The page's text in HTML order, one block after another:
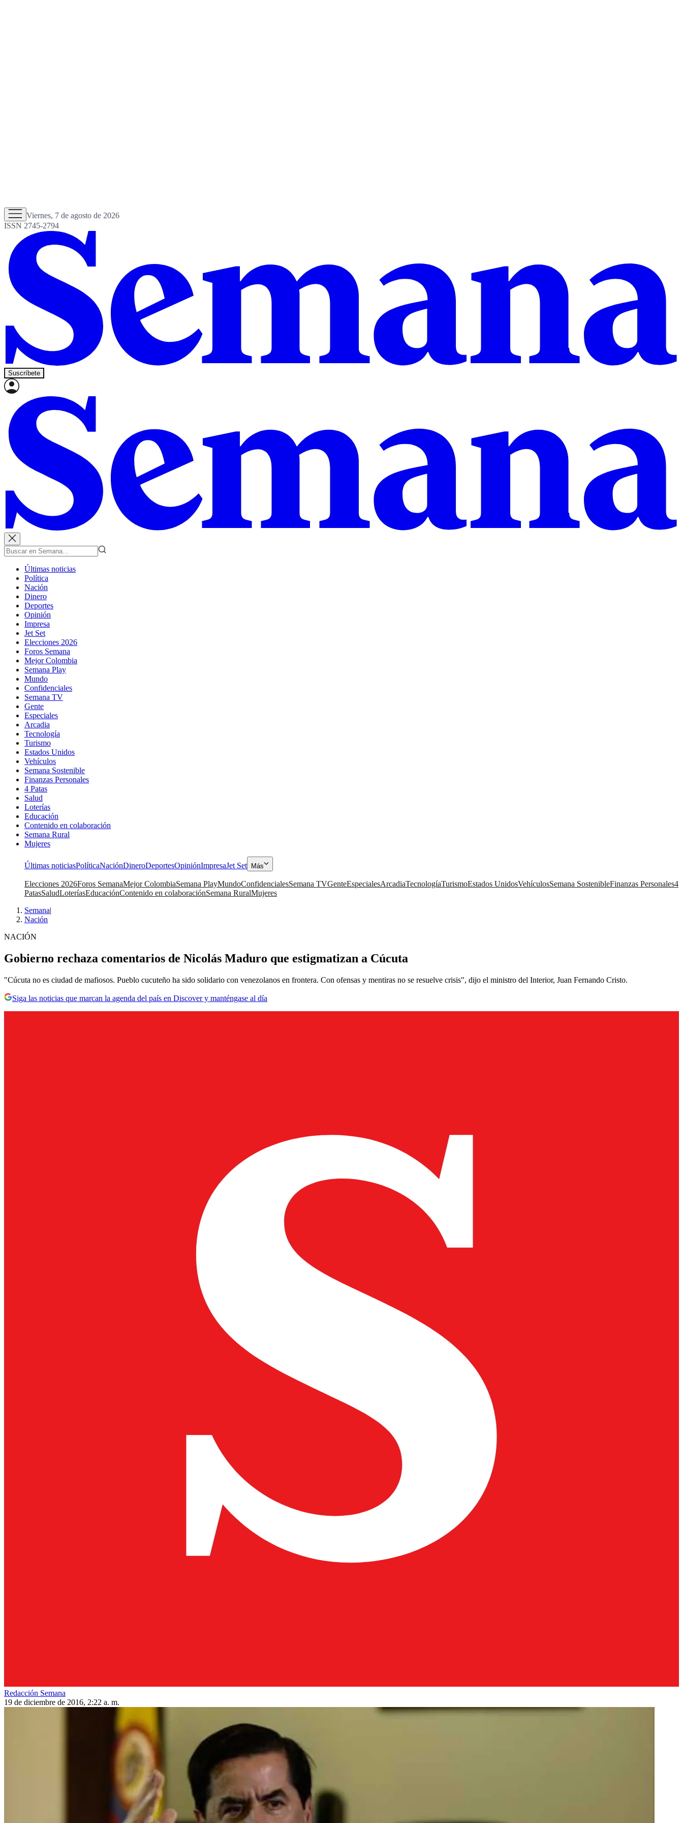
Viernes, 7 de agosto de 2026
ISSN 2745-2794
Suscríbete
Últimas noticias
Política
Nación
Dinero
Deportes
Opinión
Impresa
Jet Set
Elecciones 2026
Foros Semana
Mejor Colombia
Semana Play
Mundo
Confidenciales
Semana TV
Gente
Especiales
Arcadia
Tecnología
Turismo
Estados Unidos
Vehículos
Semana Sostenible
Finanzas Personales
4 Patas
Salud
Loterías
Educación
Contenido en colaboración
Semana Rural
Mujeres
Últimas noticiasPolíticaNaciónDineroDeportesOpiniónImpresaJet Set Más
Elecciones 2026Foros SemanaMejor ColombiaSemana PlayMundoConfidencialesSemana TVGenteEspecialesArcadiaTecnologíaTurismoEstados UnidosVehículosSemana SostenibleFinanzas Personales4
PatasSaludLoteríasEducaciónContenido en colaboraciónSemana RuralMujeres
Semana|
Nación
NACIÓN
Gobierno rechaza comentarios de Nicolás Maduro que estigmatizan a Cúcuta
"Cúcuta no es ciudad de mafiosos. Pueblo cucuteño ha sido solidario con venezolanos en frontera. Con ofensas y mentiras no se resuelve crisis", dijo el ministro del Interior, Juan Fernando Cristo.
Siga las noticias que marcan la agenda del país en Discover y manténgase al día
Redacción Semana
19 de diciembre de 2016, 2:22 a. m.